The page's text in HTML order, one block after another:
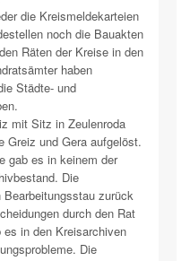
die Kreismeldekarteien
noch die Bauakten
Räten der Kreise in den
haben
Städte- und
mit Sitz in Zeulenroda
Greiz und Gera aufgelöst.
gab es in keinem der
Die
zurück
durch den Rat
in den Kreisarchiven
Die